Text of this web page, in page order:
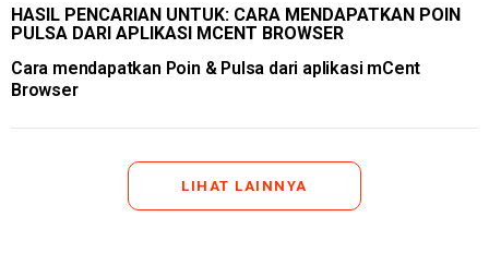
HASIL PENCARIAN UNTUK: CARA MENDAPATKAN POIN
PULSA DARI APLIKASI MCENT BROWSER
Cara mendapatkan Poin & Pulsa dari aplikasi mCent
Browser
LIHAT LAINNYA